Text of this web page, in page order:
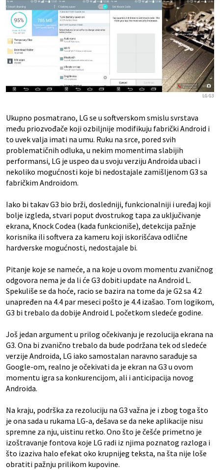
LG G3
Ukupno posmatrano, LG se u softverskom smislu svrstava
među priozvođače koji ozbiljnije modifikuju fabrički Android i
to uvek valja imati na umu. Ruku na srce, pored svih
problematičnih odluka, u nekim momentima slabijih
performansi, LG je uspeo da u svoju verziju Androida ubaci i
nekoliko mogućnosti koje bi nedostajale zamišljenom G3 sa
fabričkim Androidom.
Iako bi takav G3 bio brži, dosledniji, funkcionalniji i uređaj koji
bolje izgleda, stvari poput dvostrukog tapa za uključivanje
ekrana, Knock Codea (kada funkcioniše), detekcija pažnje
korisnika ili softvera za kameru koji iskorišćava odlične
hardverske mogućnosti, nedostajale bi.
Pitanje koje se nameće, a na koje u ovom momentu zvaničnog
odgovora nema je da li će G3 dobiti update na Android L.
Spekuliše se da hoće, racio se bazira na tome da je G2 sa 4.2
unapređen na 4.4 par meseci pošto je 4.4 izašao. Tom logikom,
G3 bi trebalo da dobije Android L početkom sledeće godine.
Još jedan argument u prilog očekivanju je rezolucija ekrana na
G3. Ona bi zvanično trebalo da bude podržana tek od sledeće
verzije Androida, LG iako samostalan naravno sarađuje sa
Google-om, realno je očekivati da je ekran na G3 u ovom
momentu igra sa konkurencijom, ali i anticipacija novog
Androida.
Na kraju, podrška za rezoluciju na G3 važna je i zbog toga što
je ona sada u rukama LG-a, dešava se da neke aplikacije nisu
spremne za nju, uistinu retko. Ono što je češće primetno je
izoštravanje fontova koje LG radi iz njima poznatog razloga i
što izaziva halo efekat oko krupnijeg teksta, na šta nije loše
obratiti pažnju prilikom kupovine.